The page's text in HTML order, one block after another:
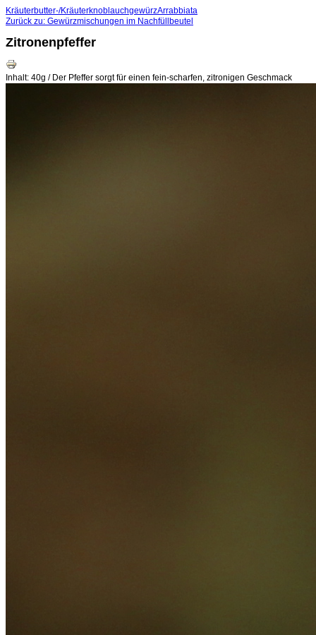
Kräuterbutter-/KräuterknoblauchgewürzArrabbiata
Zurück zu: Gewürzmischungen im Nachfüllbeutel
Zitronenpfeffer
Inhalt: 40g / Der Pfeffer sorgt für einen fein-scharfen, zitronigen Geschmack